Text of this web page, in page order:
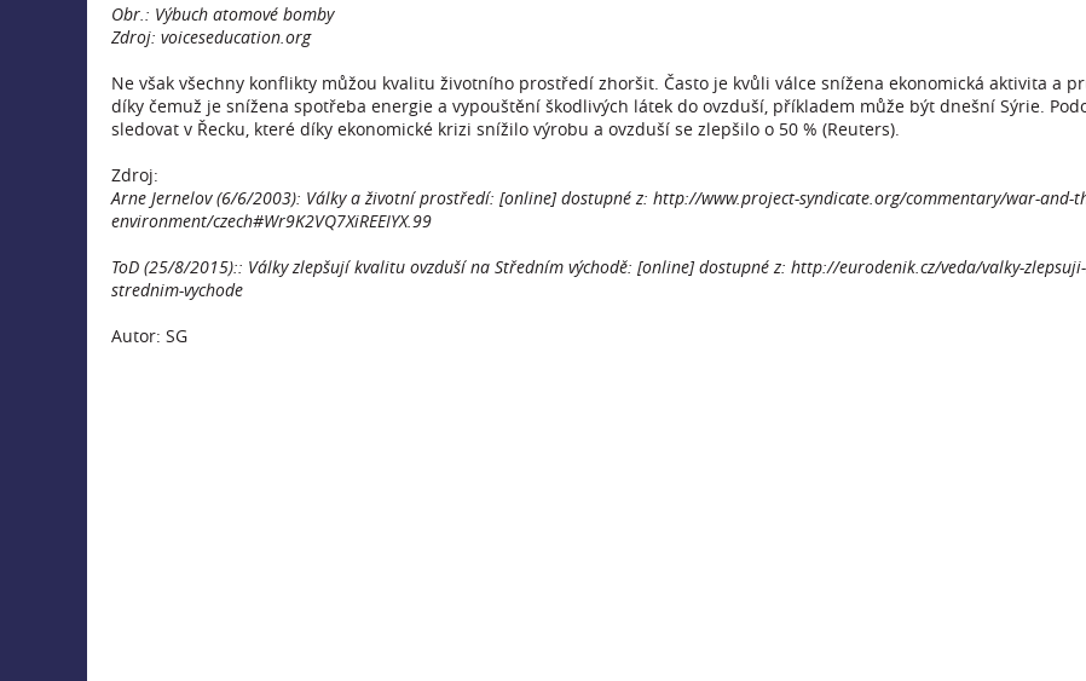
Obr.: Výbuch atomové bomby
Zdroj: voiceseducation.org
Ne však všechny konflikty můžou kvalitu životního prostředí zhoršit. Často je kvůli válce snížena ekonomická aktivita a
díky čemuž je snížena spotřeba energie a vypouštění škodlivých látek do ovzduší, příkladem může být dnešní Sýrie.
sledovat v Řecku, které díky ekonomické krizi snížilo výrobu a ovzduší se zlepšilo o 50 % (Reuters).
Zdroj:
Arne Jernelov (6/6/2003): Války a životní prostředí: [online] dostupné z: http://www.project-syndicate.org/commentary/war-and-
environment/czech#Wr9K2VQ7XiREEIYX.99
ToD (25/8/2015):: Války zlepšují kvalitu ovzduší na Středním východě: [online] dostupné z: http://eurodenik.cz/veda/valky-
strednim-vychode
Autor: SG